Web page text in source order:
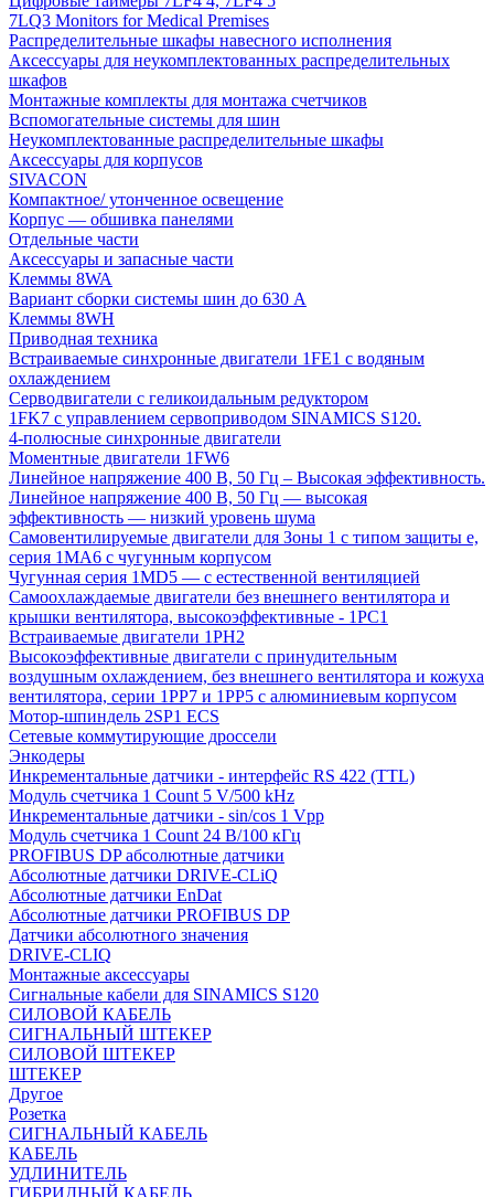
7LQ3 Monitors for Medical Premises
Распределительные шкафы навесного исполнения
Аксессуары для неукомплектованных распределительных
шкафов
Монтажные комплекты для монтажа счетчиков
Вспомогательные системы для шин
Неукомплектованные распределительные шкафы
Аксессуары для корпусов
SIVACON
Компактное/ утонченное освещение
Корпус — обшивка панелями
Отдельные части
Аксессуары и запасные части
Клеммы 8WA
Вариант сборки системы шин до 630 A
Клеммы 8WH
Приводная техника
Встраиваемые синхронные двигатели 1FE1 с водяным
охлаждением
Серводвигатели с геликоидальным редуктором
1FK7 с управлением сервоприводом SINAMICS S120.
4-полюсные синхронные двигатели
Моментные двигатели 1FW6
Линейное напряжение 400 В, 50 Гц – Высокая эффективность.
Линейное напряжение 400 В, 50 Гц — высокая
эффективность — низкий уровень шума
Самовентилируемые двигатели для Зоны 1 с типом защиты e,
серия 1MA6 с чугунным корпусом
Чугунная серия 1MD5 — с естественной вентиляцией
Самоохлаждаемые двигатели без внешнего вентилятора и
крышки вентилятора, высокоэффективные - 1PC1
Встраиваемые двигатели 1PH2
Высокоэффективные двигатели с принудительным
воздушным охлаждением, без внешнего вентилятора и кожуха
вентилятора, серии 1PP7 и 1PP5 с алюминиевым корпусом
Мотор-шпиндель 2SP1 ECS
Сетевые коммутирующие дроссели
Энкодеры
Инкрементальные датчики - интерфейс RS 422 (TTL)
Модуль счетчика 1 Count 5 V/500 kHz
Инкрементальные датчики - sin/cos 1 Vpp
Модуль счетчика 1 Count 24 В/100 кГц
PROFIBUS DP абсолютные датчики
Абсолютные датчики DRIVE-CLiQ
Абсолютные датчики EnDat
Абсолютные датчики PROFIBUS DP
Датчики абсолютного значения
DRIVE-CLIQ
Монтажные аксессуары
Сигнальные кабели для SINAMICS S120
СИЛОВОЙ КАБЕЛЬ
СИГНАЛЬНЫЙ ШТЕКЕР
СИЛОВОЙ ШТЕКЕР
ШТЕКЕР
Другое
Розетка
СИГНАЛЬНЫЙ КАБЕЛЬ
КАБЕЛЬ
УДЛИНИТЕЛЬ
ГИБРИДНЫЙ КАБЕЛЬ